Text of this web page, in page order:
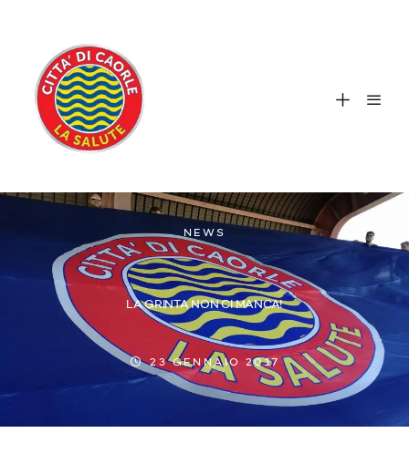
NEWS
LA GRINTA NON CI MANCA!
23 GENNAIO 2017